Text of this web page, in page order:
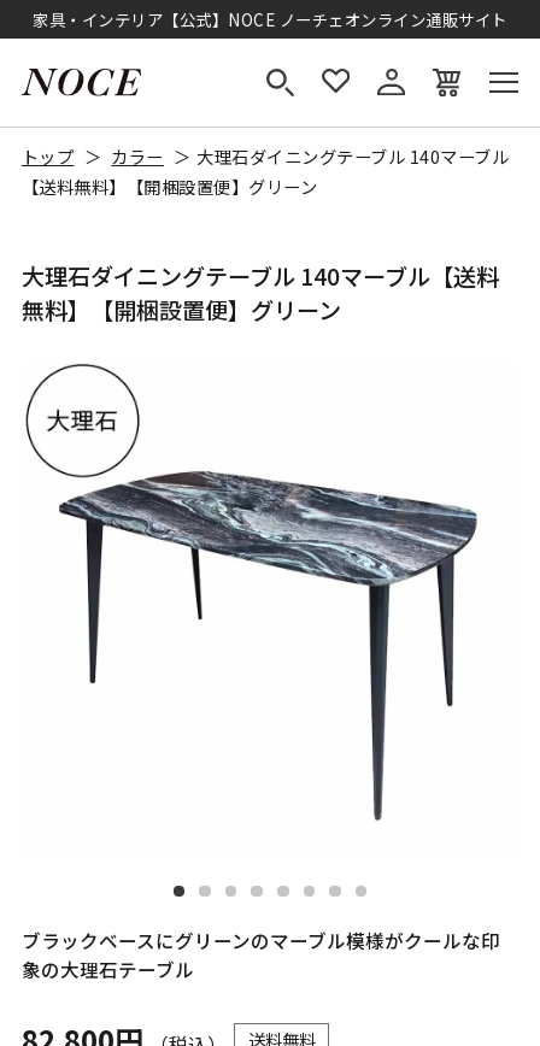
家具・インテリア【公式】NOCE ノーチェオンライン通販サイト
トップ カラー
大理石ダイニングテーブル 140マーブル
【送料無料】【開梱設置便】グリーン
大理石ダイニングテーブル 140マーブル【送料
無料】【開梱設置便】グリーン
ブラックベースにグリーンのマーブル模様がクールな印
象の大理石テーブル
送料無料